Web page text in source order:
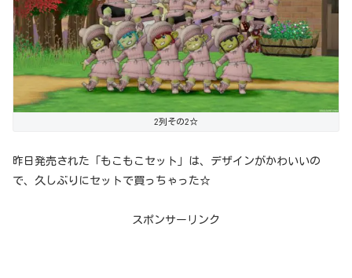
2列その2☆
昨日発売された「もこもこセット」は、デザインがかわいいの
で、久しぶりにセットで買っちゃった☆
スポンサーリンク